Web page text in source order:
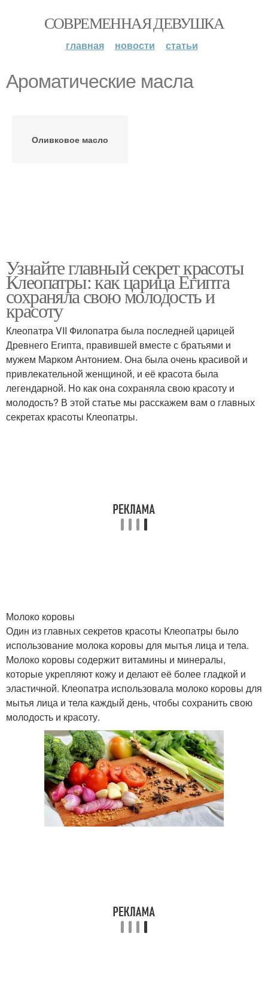
СОВРЕМЕННАЯ ДЕВУШКА
главная новости статьи
Ароматические масла
Оливковое масло
Узнайте главный секрет красоты
Клеопатры: как царица Египта
сохраняла свою молодость и
красоту
Клеопатра VII Филопатра была последней царицей
Древнего Египта, правившей вместе с братьями и
мужем Марком Антонием. Она была очень красивой и
привлекательной женщиной, и её красота была
легендарной. Но как она сохраняла свою красоту и
молодость? В этой статье мы расскажем вам о главных
секретах красоты Клеопатры.
Молоко коровы
Один из главных секретов красоты Клеопатры было
использование молока коровы для мытья лица и тела.
Молоко коровы содержит витамины и минералы,
которые укрепляют кожу и делают её более гладкой и
эластичной. Клеопатра использовала молоко коровы для
мытья лица и тела каждый день, чтобы сохранить свою
молодость и красоту.